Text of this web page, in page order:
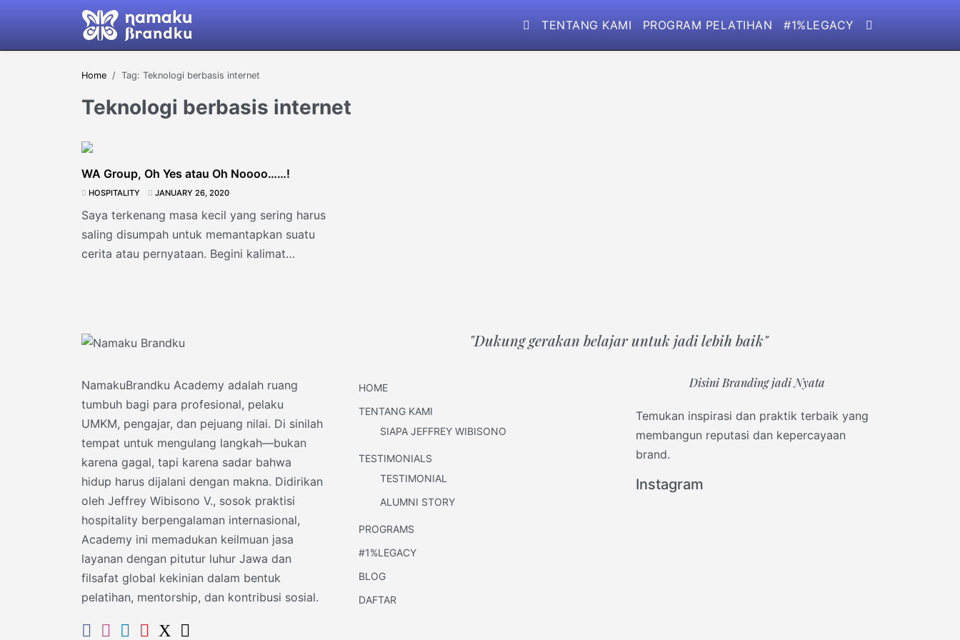
TENTANG KAMI PROGRAM PELATIHAN #1%LEGACY
Home Tag: Teknologi berbasis internet
Teknologi berbasis internet
WA Group, Oh Yes atau Oh Noooo……!
HOSPITALITY JANUARY 26, 2020
Saya terkenang masa kecil yang sering harus
saling disumpah untuk memantapkan suatu
cerita atau pernyataan. Begini kalimat
"Dukung gerakan belajar untuk jadi lebih baik"
NamakuBrandku Academy adalah ruang
tumbuh bagi para profesional, pelaku
UMKM, pengajar, dan pejuang nilai. Di sinilah
tempat untuk mengulang langkah—bukan
karena gagal, tapi karena sadar bahwa
hidup harus dijalani dengan makna. Didirikan
oleh Jeffrey Wibisono V., sosok praktisi
hospitality berpengalaman internasional,
Academy ini memadukan keilmuan jasa
layanan dengan pitutur luhur Jawa dan
filsafat global kekinian dalam bentuk
pelatihan, mentorship, dan kontribusi sosial.
HOME
TENTANG KAMI
SIAPA JEFFREY WIBISONO
TESTIMONIALS
TESTIMONIAL
ALUMNI STORY
PROGRAMS
#1%LEGACY
BLOG
DAFTAR
Disini Branding jadi Nyata
Temukan inspirasi dan praktik terbaik yang
membangun reputasi dan kepercayaan
brand.
Instagram